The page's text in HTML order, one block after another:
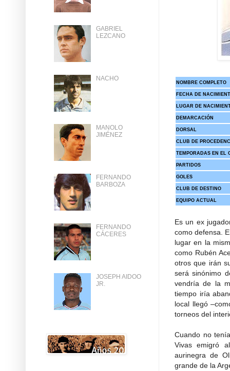
NOMBRE COMPLETO
FECHA DE
LUGAR DE
DEMARCACIÓN
DORSAL
CLUB DE
TEMPORADAS EN EL
PARTIDOS
GOLES
CLUB DE DESTINO
EQUIPO ACTUAL
Es un ex
como defensa.
lugar en la
como Rubén
otros que irán
será sinónimo
vendría de la
tiempo iría
local llegó
torneos del
Cuando no
Vivas emigró
aurinegra de
grande de la
GABRIEL
LEZCANO
NACHO
MANOLO
JIMÉNEZ
FERNANDO
BARBOZA
FERNANDO
CÁCERES
JOSEPH AIDOO
JR.